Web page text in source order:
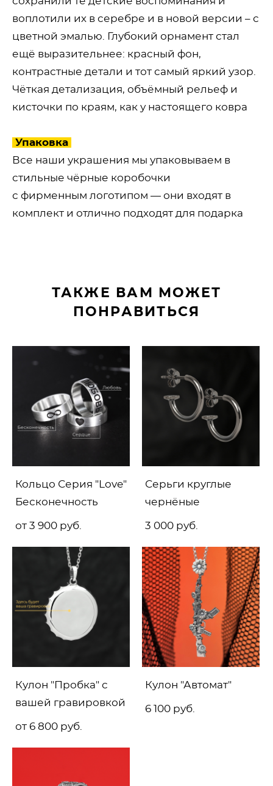
воплотили их в серебре и в новой версии – с
цветной эмалью. Глубокий орнамент стал
ещё выразительнее: красный фон,
контрастные детали и тот самый яркий узор.
Чёткая детализация, объёмный рельеф и
кисточки по краям, как у настоящего ковра
Упаковка
Все наши украшения мы упаковываем в
стильные чёрные коробочки
с фирменным логотипом — они входят в
комплект и отлично подходят для подарка
ТАКЖЕ ВАМ МОЖЕТ
ПОНРАВИТЬСЯ
Кольцо Серия "Love"
Бесконечность
от 3 900 pуб.
Серьги круглые
чернёные
3 000 pуб.
Кулон "Пробка" с
вашей гравировкой
от 6 800 pуб.
Кулон "Автомат"
6 100 pуб.